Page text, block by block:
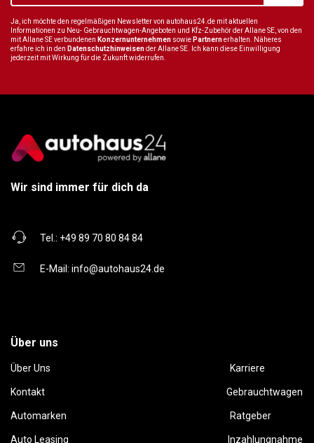
Ja, ich möchte den regelmäßigen Newsletter von autohaus24.de mit aktuellen
Informationen zu Neu- Gebrauchtwagen-Angeboten und Kfz-Zubehör der Allane SE, von den
mit Allane SE verbundenen Konzernunternehmen sowie Partnernerhalten. Näheres
erfahre ich in den Datenschutzhinweisender Allane SE. Ich kann diese Einwilligung
jederzeit mit Wirkung für die Zukunft widerrufen.
Wir sind immer für dich da
Tel.: +49 89 70 80 84 84
E-Mail: info@autohaus24.de
Über uns
Über Uns Karriere
Kontakt Gebrauchtwagen
Automarken Ratgeber
Auto Leasing Inzahlungnahme